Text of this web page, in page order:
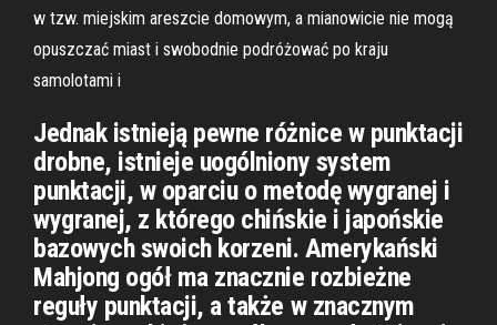
w tzw. miejskim areszcie domowym, a mianowicie nie mogą
opuszczać miast i swobodnie podróżować po kraju
samolotami i
Jednak istnieją pewne różnice w punktacji
drobne, istnieje uogólniony system
punktacji, w oparciu o metodę wygranej i
wygranej, z którego chińskie i japońskie
bazowych swoich korzeni. Amerykański
Mahjong ogół ma znacznie rozbieżne
reguły punktacji, a także w znacznym